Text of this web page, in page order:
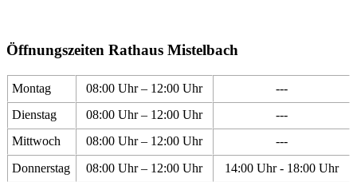
Öffnungszeiten Rathaus Mistelbach
Montag 08:00 Uhr – 12:00 Uhr
---
Dienstag
08:00 Uhr – 12:00 Uhr
---
Mittwoch
08:00 Uhr – 12:00 Uhr
---
Donnerstag
08:00 Uhr – 12:00 Uhr
14:00 Uhr - 18:00 Uhr